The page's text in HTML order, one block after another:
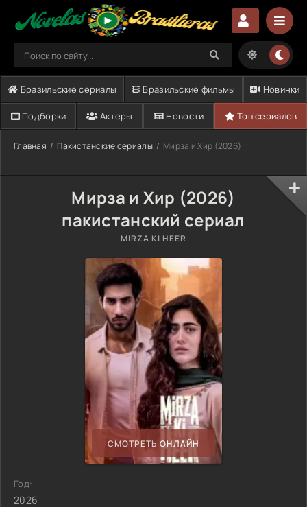
Бразильские сериалы Бразильские фильмы Новинки
Подборки Актеры Новости Топ сериалов
Главная Пакистанские сериалы Мирза и Хир (2026)
Мирза и Хир (2026)
пакистанский сериал
MIRZA KI HEER
СМОТРЕТЬ ОНЛАЙН
Год:
2026